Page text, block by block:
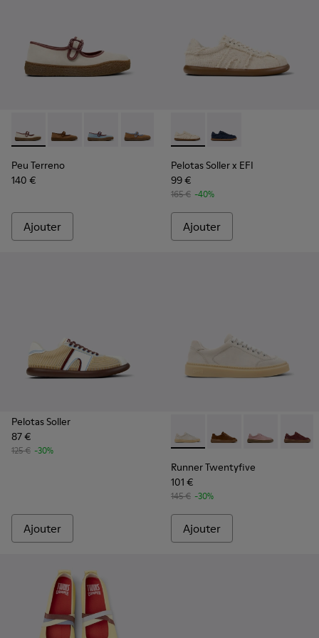
Peu Terreno - K201825-006 - Ballerines beiges en cuir et
Peu Terreno - K201825-010
Peu Terreno - K201825-008
Peu Terreno - K201825-007 -
Peu Terreno - K201825-003
Peu Terreno - K201825-
Peu Terreno
140 €
Ajouter
Pelotas Soller x EFI -
Pelotas Soller x EFI -
Pelotas Soller x EFI
99 €
165 € -40%
Ajouter
Pelotas Soller
87 €
125 € -30%
Ajouter
Runner Twentyfive -
Runner Twentyfive -
Runner
Runner Twentyfive
101 €
145 € -30%
Ajouter